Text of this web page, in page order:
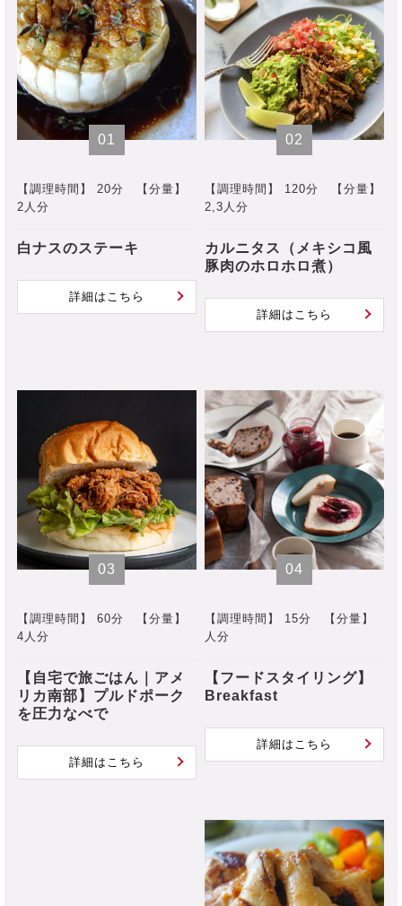
01
【調理時間】 20分
【分量】
2人分
白ナスのステーキ
詳細はこちら
02
【調理時間】 120分
【分量】
2,3人分
カルニタス（メキシコ風
豚肉のホロホロ煮）
詳細はこちら
03
【調理時間】 60分
【分量】
4人分
【自宅で旅ごはん｜アメ
リカ南部】プルドポーク
を圧力なべで
詳細はこちら
04
【調理時間】 15分
【分量】
人分
【フードスタイリング】
Breakfast
詳細はこちら